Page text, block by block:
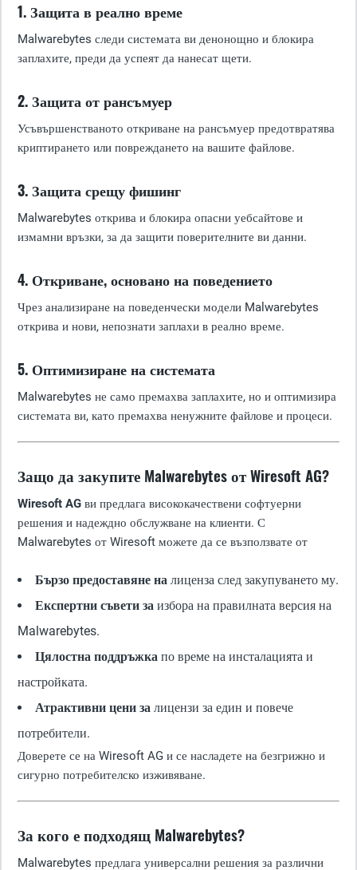
1. Защита в реално време
Malwarebytes следи системата ви денонощно и блокира
заплахите, преди да успеят да нанесат щети.
2. Защита от рансъмуер
Усъвършенстваното откриване на рансъмуер предотвратява
криптирането или повреждането на вашите файлове.
3. Защита срещу фишинг
Malwarebytes открива и блокира опасни уебсайтове и
измамни връзки, за да защити поверителните ви данни.
4. Откриване, основано на поведението
Чрез анализиране на поведенчески модели Malwarebytes
открива и нови, непознати заплахи в реално време.
5. Оптимизиране на системата
Malwarebytes не само премахва заплахите, но и оптимизира
системата ви, като премахва ненужните файлове и процеси.
Защо да закупите Malwarebytes от Wiresoft AG?
Wiresoft AG ви предлага висококачествени софтуерни
решения и надеждно обслужване на клиенти. С
Malwarebytes от Wiresoft можете да се възползвате от
Бързо предоставяне на лиценза след закупуването му.
Експертни съвети за избора на правилната версия на
Malwarebytes.
Цялостна поддръжка по време на инсталацията и
настройката.
Атрактивни цени за лицензи за един и повече
потребители.
Доверете се на Wiresoft AG и се насладете на безгрижно и
сигурно потребителско изживяване.
За кого е подходящ Malwarebytes?
Malwarebytes предлага универсални решения за различни